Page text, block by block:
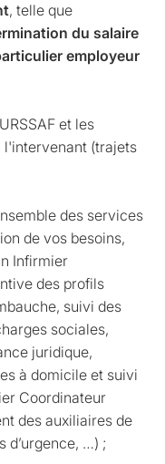
, telle que
du salaire
employeur
et les
l'intervenant (trajets
des services
de vos besoins,
Infirmier
des profils
suivi des
sociales,
juridique,
à domicile et suivi
Coordinateur
des auxiliaires de
d’urgence, …) ;